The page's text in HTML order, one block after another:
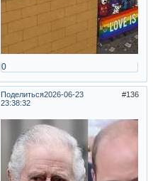
0
Поделиться 136
2026-06-23
23:38:32